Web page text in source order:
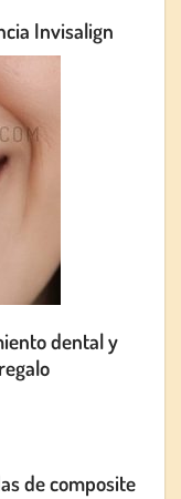
Invisalign
dental y
de composite